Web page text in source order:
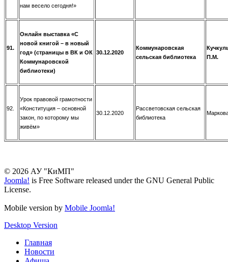
нам весело сегодня!»
91.
Онлайн выставка «С
новой книгой – в новый
год» (страницы в ВК и ОК
Коммунаровской
библиотеки)
30.12.2020
Коммунаровская
сельская библиотека
П.М.
92.
Урок правовой грамотности
«Конституция – основной
закон, по которому мы
живём»
30.12.2020
Рассветовская сельская
библиотека
© 2026 АУ "КиМП"
Joomla! is Free Software released under the GNU General Public
License.
Mobile version by Mobile Joomla!
Desktop Version
Главная
Новости